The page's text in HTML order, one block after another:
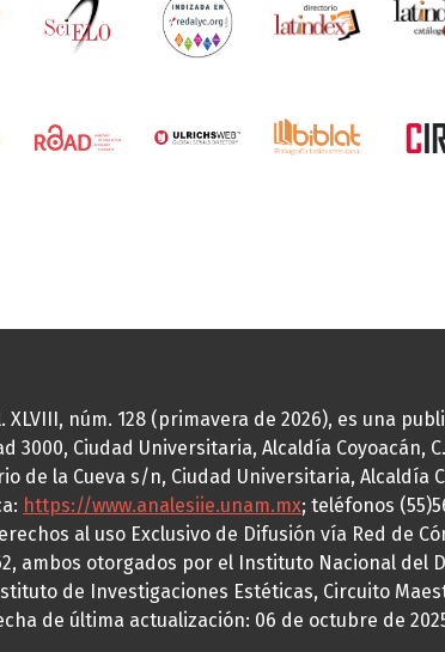
XLVIII, núm. 128 (primavera de 2026), es una
3000, Ciudad Universitaria, Alcaldía Coyoacán,
de la Cueva s/n, Ciudad Universitaria, Alcaldía
https://www.analesiie.unam.mx; teléfonos
al uso Exclusivo de Difusión vía Red de
ambos otorgados por el Instituto Nacional del
de Investigaciones Estéticas, Circuito
de última actualización: 06 de octubre de